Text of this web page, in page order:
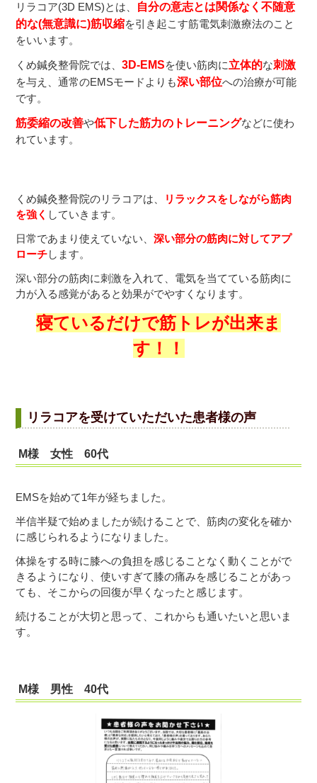
リラコア(3D EMS)とは、 自分の意志とは関係なく不随意
的な(無意識に)筋収縮を引き起こす筋電気刺激療法のこと
をいいます。
くめ鍼灸整骨院では、3D-EMSを使い筋肉に立体的な刺激
を与え、通常のEMSモードよりも深い部位への治療が可能
です。
筋委縮の改善や低下した筋力のトレーニングなどに使わ
れています。
くめ鍼灸整骨院のリラコアは、
リラックスをしながら筋肉
を強く していきます。
日常であまり使えていない、深い部分の筋肉に対してアプ
ローチします。
深い部分の筋肉に刺激を入れて、電気を当てている筋肉に
力が入る感覚があると効果がでやすくなります。
寝ているだけで筋トレが出来ま
す！！
リラコアを受けていただいた患者様の声
M様 女性 60代
EMSを始めて1年が経ちました。
半信半疑で始めましたが続けることで、筋肉の変化を確か
に感じられるようになりました。
体操をする時に膝への負担を感じることなく動くことがで
きるようになり、使いすぎて膝の痛みを感じることがあっ
ても、そこからの回復が早くなったと感じます。
続けることが大切と思って、これからも通いたいと思いま
す。
M様 男性 40代